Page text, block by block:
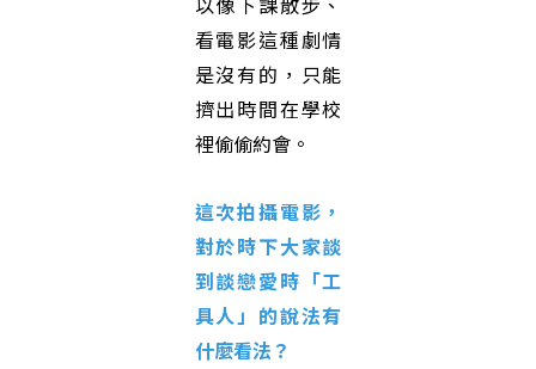
看電影這種劇情
是沒有的，只能
擠出時間在學校
裡偷偷約會。
這次拍攝電影，
對於時下大家談
到談戀愛時「工
具人」的說法有
什麼看法？